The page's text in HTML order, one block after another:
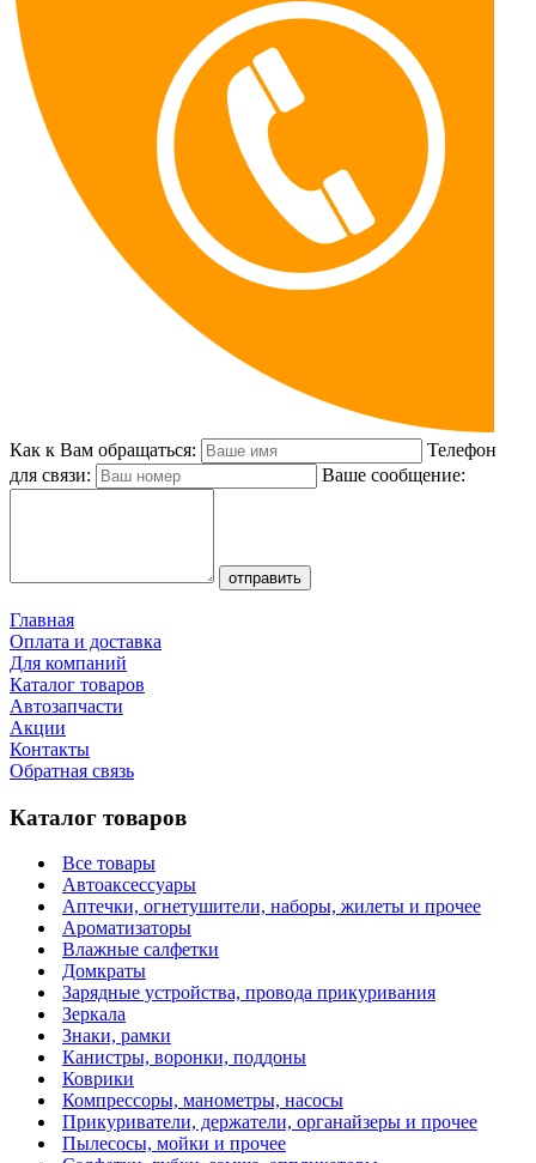
Как к Вам обращаться:
Телефон
для связи:
Ваше сообщение:
Главная
Оплата и доставка
Для компаний
Каталог товаров
Автозапчасти
Акции
Контакты
Обратная связь
Каталог товаров
Все товары
Автоаксессуары
Аптечки, огнетушители, наборы, жилеты и прочее
Ароматизаторы
Влажные салфетки
Домкраты
Зарядные устройства, провода прикуривания
Зеркала
Знаки, рамки
Канистры, воронки, поддоны
Коврики
Компрессоры, манометры, насосы
Прикуриватели, держатели, органайзеры и прочее
Пылесосы, мойки и прочее